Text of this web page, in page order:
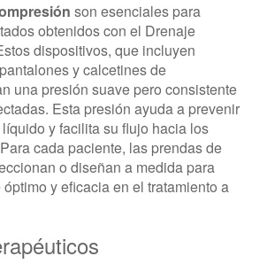
son esenciales para
obtenidos con el Drenaje
dispositivos, que incluyen
y calcetines de
una presión suave pero consistente
Esta presión ayuda a prevenir
y facilita su flujo hacia los
cada paciente, las prendas de
o diseñan a medida para
y eficacia en el tratamiento a